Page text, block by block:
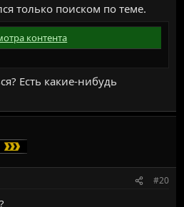
только поиском по теме.
контента
Есть какие-нибудь
#20